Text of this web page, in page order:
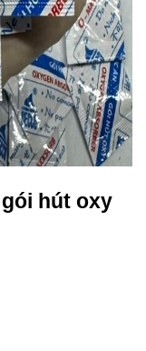
hút oxy